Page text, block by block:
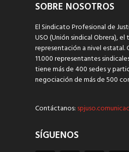
SOBRE NOSOTROS
El Sindicato Profesional de
USO (Unión sindical Obrera),
representación a nivel estatal.
11.000 representantes
tiene más de 400 sedes y
negociación de más de 500
Contáctanos:
SÍGUENOS